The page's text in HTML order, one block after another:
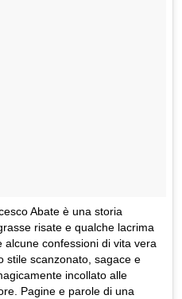
Abate è una storia
risate e qualche lacrima
confessioni di vita vera
stile scanzonato, sagace e
incollato alle
Pagine e parole di una